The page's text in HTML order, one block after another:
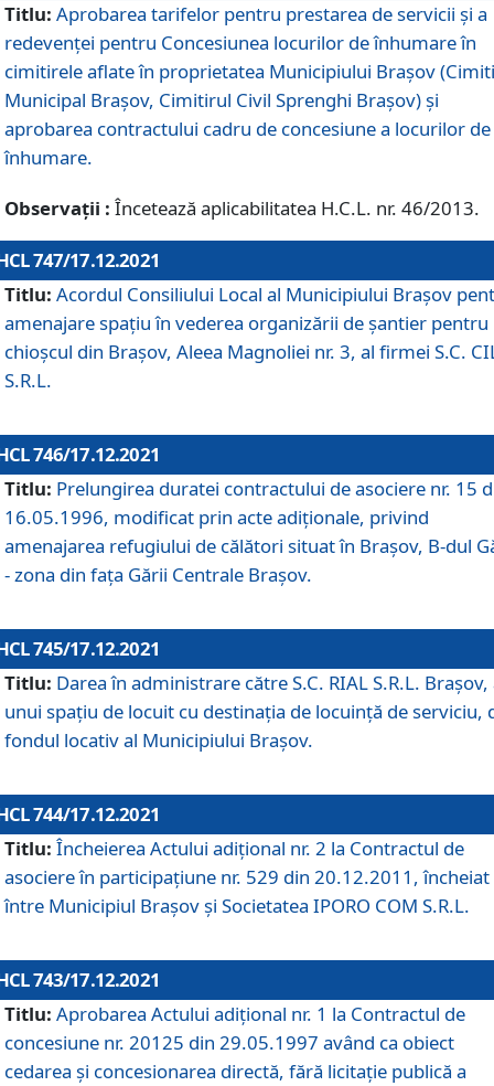
Titlu: Aprobarea tarifelor pentru prestarea de servicii şi a
redevenţei pentru Concesiunea locurilor de înhumare în
cimitirele aflate în proprietatea Municipiului Braşov
Municipal Braşov, Cimitirul Civil Sprenghi Braşov) şi
aprobarea contractului cadru de concesiune a locurilor de
înhumare.
Observații : Încetează aplicabilitatea H.C.L. nr. 46/2013.
747/17.12.2021
Titlu: Acordul Consiliului Local al Municipiului Braşov
amenajare spațiu în vederea organizării de șantier pentru
chioșcul din Brașov, Aleea Magnoliei nr. 3, al firmei S.C.
S.R.L.
746/17.12.2021
Titlu: Prelungirea duratei contractului de asociere nr. 15
16.05.1996, modificat prin acte adiționale, privind
amenajarea refugiului de călători situat în Brașov, B-dul
- zona din faţa Gării Centrale Brașov.
745/17.12.2021
Titlu: Darea în administrare către S.C. RIAL S.R.L. Brașov,
unui spațiu de locuit cu destinația de locuință de serviciu,
fondul locativ al Municipiului Brașov.
744/17.12.2021
Titlu: Încheierea Actului adițional nr. 2 la Contractul de
asociere în participațiune nr. 529 din 20.12.2011, încheiat
între Municipiul Brașov și Societatea IPORO COM S.R.L.
743/17.12.2021
Titlu: Aprobarea Actului adiţional nr. 1 la Contractul de
concesiune nr. 20125 din 29.05.1997 având ca obiect
cedarea și concesionarea directă, fără licitație publică a